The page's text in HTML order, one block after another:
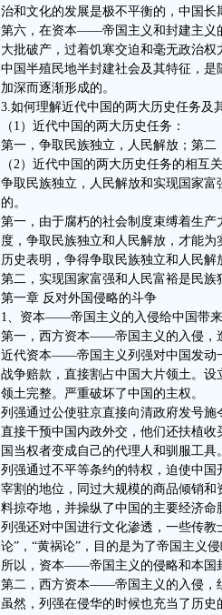
治和文化的发展是极不平衡的，中国长
第六，在资本——帝国主义和封建主义
大批破产，过着饥寒交迫和毫无政治权
中国半殖民地半封建社会及其特征，
加深而逐渐形成的。
3.如何理解近代中国的两大历史任务及
（1）近代中国的两大历史任务：
第一，争取民族独立，人民解放；第二
（2）近代中国的两大历史任务的相互关
争取民族独立，人民解放和实现国家
的。
第一，由于腐朽的社会制度束缚着生
度，争取民族独立和人民解放，才能
历史表明，争得争取民族独立和人民解
第二，实现国家富强和人民富裕是民族
第一章 反对外国侵略的斗争
1、资本——帝国主义的入侵给中国带来
第一，西方资本——帝国主义的入侵，
近代资本——帝国主义列强对中国发动
战争赔款，直接割占中国大片领土。
领土完整。严重破坏了中国的主权。
列强通过公使驻京直接向清政府发号
直接干预中国内政外交，他们还扶植
国当权者变成自己的代理人和驯服工具。
列强通过不平等条约的特权，迫使中
宰割的地位，同过大规模的商品倾销
料掠夺地，并操纵了中国的主要经济命
列强还对中国进行文化渗透，一些传
论”，“黄祸论”，目的是为了帝国主义侵
所以，资本——帝国主义的侵略和本国
第二，西方资本——帝国主义的入侵，
虽然，列强在侵华的时候也充当了历